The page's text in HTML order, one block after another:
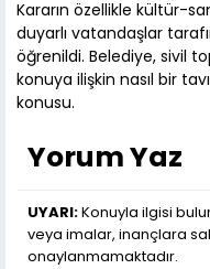
Kararın özellikle kültür-
duyarlı vatandaşlar
öğrenildi. Belediye, sivil
konuya ilişkin nasıl bir
konusu.
Yorum Yaz
UYARI:Konuyla ilgisi
veya imalar, inançlara
onaylanmamaktadır.